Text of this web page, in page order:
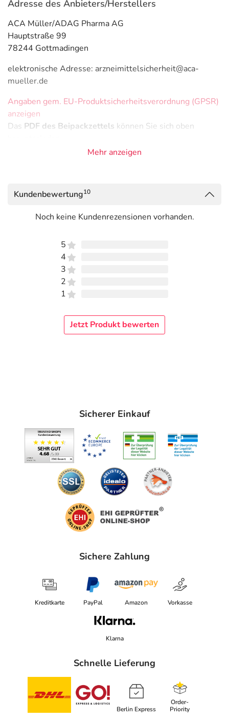
Adresse des Anbieters/Herstellers
ACA Müller/ADAG Pharma AG
Hauptstraße 99
78244 Gottmadingen
elektronische Adresse: arzneimittelsicherheit@aca-
mueller.de
Angaben gem. EU-Produktsicherheitsverordnung (GPSR)
anzeigen
Das PDF des Beipackzettels können Sie sich oben
Mehr anzeigen
Kundenbewertung10
Noch keine Kundenrezensionen vorhanden.
5
4
3
2
1
Jetzt Produkt bewerten
Sicherer Einkauf
Sichere Zahlung
Kreditkarte PayPal Amazon Vorkasse
Klarna
Schnelle Lieferung
Berlin Express
Order-
Priority